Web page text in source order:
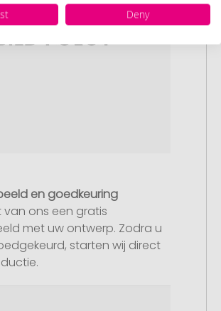
en goedkeuring
ons een gratis
met uw ontwerp. Zodra u
starten wij direct
Deny